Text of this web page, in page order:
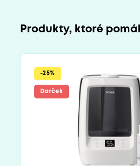
Produkty, ktoré
Darček
-25%